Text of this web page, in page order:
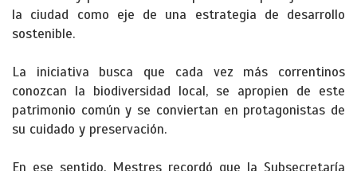
la ciudad como eje de una estrategia de desarrollo
sostenible.
La iniciativa busca que cada vez más correntinos
conozcan la biodiversidad local, se apropien de este
patrimonio común y se conviertan en protagonistas de
su cuidado y preservación.
En ese sentido, Mestres recordó que la Subsecretaría